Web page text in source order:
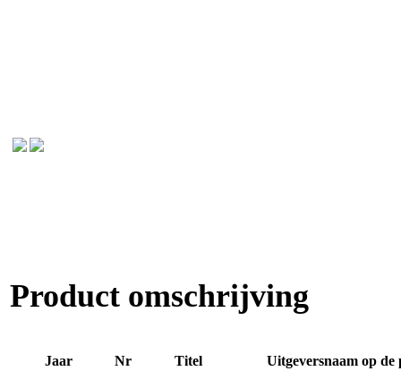
Product omschrijving
Jaar Nr Titel Uitgeversnaam op de